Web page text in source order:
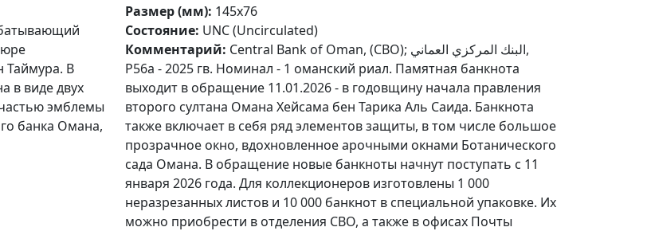
Таймура. В
в виде двух
эмблемы
банка Омана,
Размер (мм): 145x76
Состояние: UNC (Uncirculated)
Комментарий: Central Bank of Oman, (CBO); البنك المركزي العماني,
P56a - 2025 гв. Номинал - 1 оманский риал. Памятная банкнота
выходит в обращение 11.01.2026 - в годовщину начала правления
второго султана Омана Хейсама бен Тарика Аль Саида. Банкнота
также включает в себя ряд элементов защиты, в том числе большое
прозрачное окно, вдохновленное арочными окнами Ботанического
сада Омана. В обращение новые банкноты начнут поступать с 11
января 2026 года. Для коллекционеров изготовлены 1 000
неразрезанных листов и 10 000 банкнот в специальной упаковке. Их
можно приобрести в отделения СВО, а также в офисах Почты